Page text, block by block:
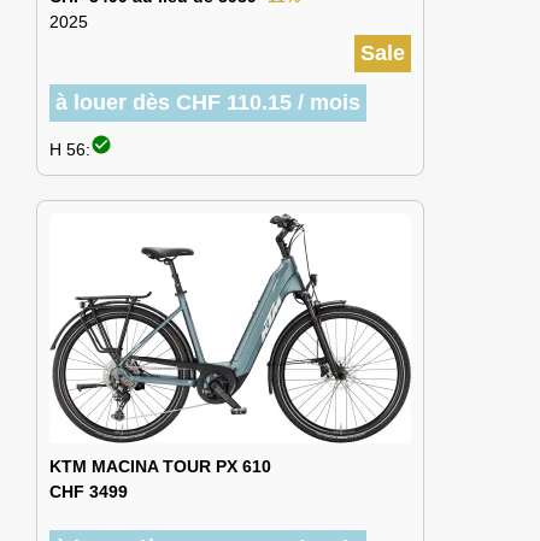
2025
Sale
à louer dès CHF 110.15 / mois
H 56:check_circle
KTM MACINA TOUR PX 610
CHF 3499